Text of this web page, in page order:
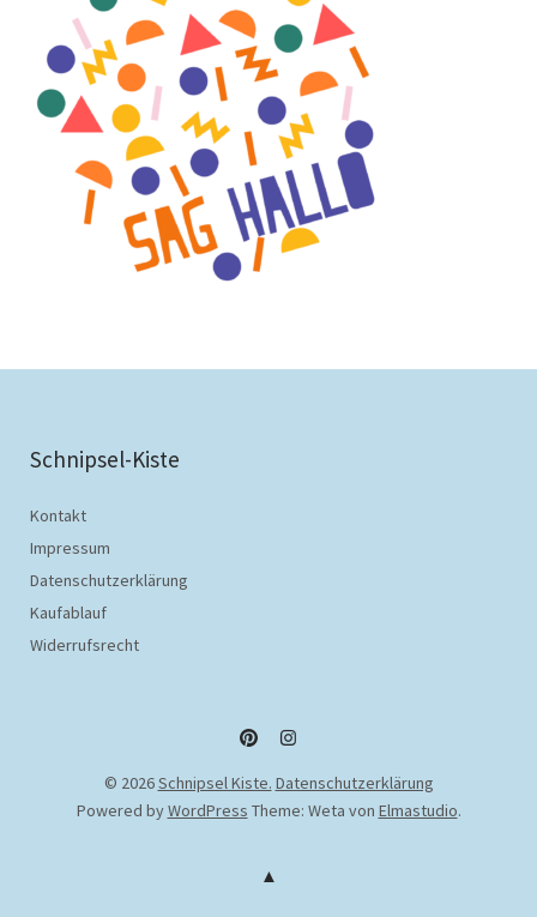
Schnipsel-Kiste
Kontakt
Impressum
Datenschutzerklärung
Kaufablauf
Widerrufsrecht
PinterestInstagram
© 2026Schnipsel Kiste. Datenschutzerklärung
Powered byWordPress Theme: Weta von Elmastudio.